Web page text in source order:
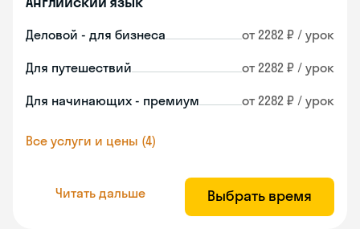
Деловой - для бизнеса от 2282 ₽ / урок
Для путешествий от 2282 ₽ / урок
Для начинающих - премиум от 2282 ₽ / урок
Все услуги и цены (4)
Читать дальше Выбрать время